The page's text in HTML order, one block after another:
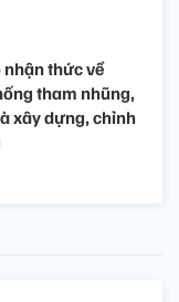
nhận thức về
tham nhũng,
xây dựng, chỉnh